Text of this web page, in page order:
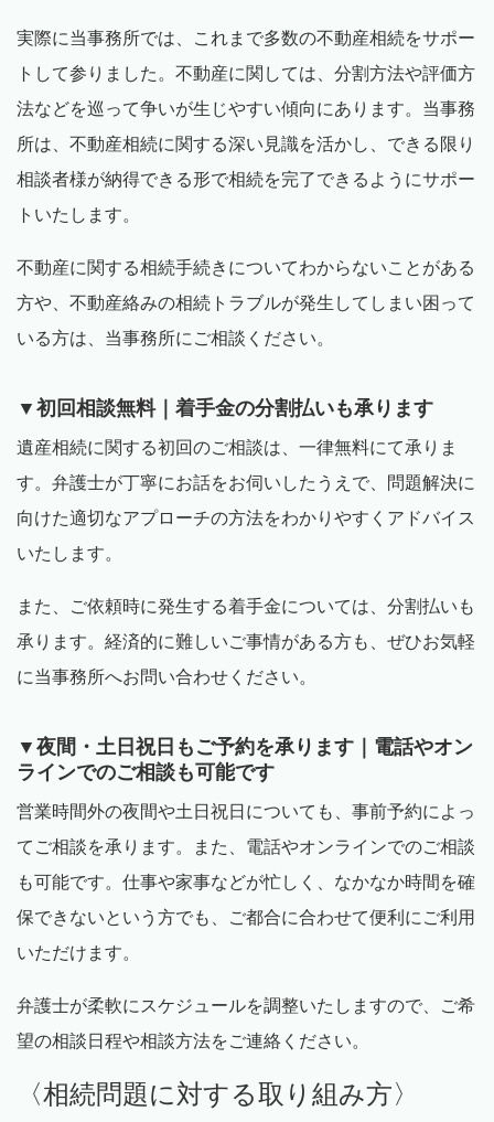
実際に当事務所では、これまで多数の不動産相続をサポー
トして参りました。不動産に関しては、分割方法や評価方
法などを巡って争いが生じやすい傾向にあります。当事務
所は、不動産相続に関する深い見識を活かし、できる限り
相談者様が納得できる形で相続を完了できるようにサポー
トいたします。
不動産に関する相続手続きについてわからないことがある
方や、不動産絡みの相続トラブルが発生してしまい困って
いる方は、当事務所にご相談ください。
▼初回相談無料｜着手金の分割払いも承ります
遺産相続に関する初回のご相談は、一律無料にて承りま
す。弁護士が丁寧にお話をお伺いしたうえで、問題解決に
向けた適切なアプローチの方法をわかりやすくアドバイス
いたします。
また、ご依頼時に発生する着手金については、分割払いも
承ります。経済的に難しいご事情がある方も、ぜひお気軽
に当事務所へお問い合わせください。
▼夜間・土日祝日もご予約を承ります｜電話やオン
ラインでのご相談も可能です
営業時間外の夜間や土日祝日についても、事前予約によっ
てご相談を承ります。また、電話やオンラインでのご相談
も可能です。仕事や家事などが忙しく、なかなか時間を確
保できないという方でも、ご都合に合わせて便利にご利用
いただけます。
弁護士が柔軟にスケジュールを調整いたしますので、ご希
望の相談日程や相談方法をご連絡ください。
〈相続問題に対する取り組み方〉